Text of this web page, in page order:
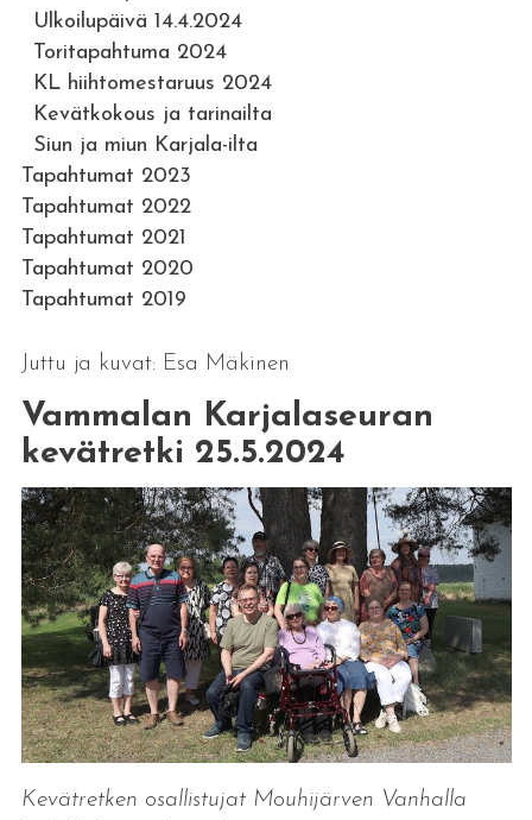
Ulkoilupäivä 14.4.2024
Toritapahtuma 2024
KL hiihtomestaruus 2024
Kevätkokous ja tarinailta
Siun ja miun Karjala-ilta
Tapahtumat 2023
Tapahtumat 2022
Tapahtumat 2021
Tapahtumat 2020
Tapahtumat 2019
Juttu ja kuvat: Esa Mäkinen
Vammalan Karjalaseuran
kevätretki 25.5.2024
Kevätretken osallistujat Mouhijärven Vanhalla